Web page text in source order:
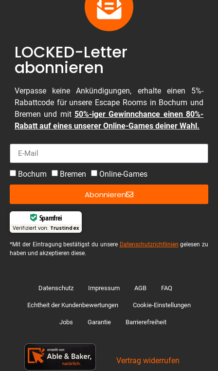
LOCKED-Letter
abonnieren
Verpasse keine Ankündigungen, erhalte einen 5%-
Rabattcode für unsere Escape Rooms in Bochum und
Bremen und mit 50%-iger Gewinnchance einen 80%-
Rabatt auf eines unserer Online-Games deiner Wahl.
Bochum Bremen Online-Games
Abonnieren
Spamfrei
Verifiziert von: Trustindex
*Mit der Eintragung bestätigst du unsere Datenschutzrichtlinien gelesen zu
haben und akzeptieren diese.
Datenschutz Impressum AGB FAQ
Echtheit der Kundenbewertungen Cookie-Einstellungen
Jobs Garantie Barrierefreiheit
Vertrag widerrufen